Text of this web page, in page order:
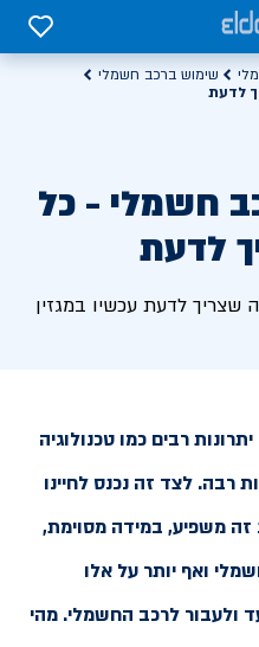
0
שימוש ברכב חשמלי
לדעת
חשמלי - כל
לדעת
לדעת עכשיו במגזין
רבים כמו טכנולוגיה
רבה. לצד זה נכנס לחיינו
משפיע, במידה מסוימת,
ואף יותר על אלו
לרכב החשמלי. מהי